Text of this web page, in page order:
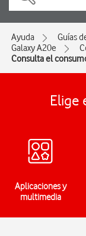
Ayuda Guías
Galaxy A20e
Consulta el
Elige
Aplicaciones y
multimedia